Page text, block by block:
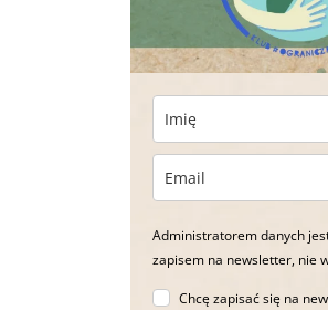
Administratorem danych
zapisem na newsletter, nie
Chcę zapisać się na